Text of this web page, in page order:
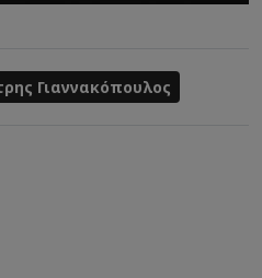
Γιαννακόπουλος